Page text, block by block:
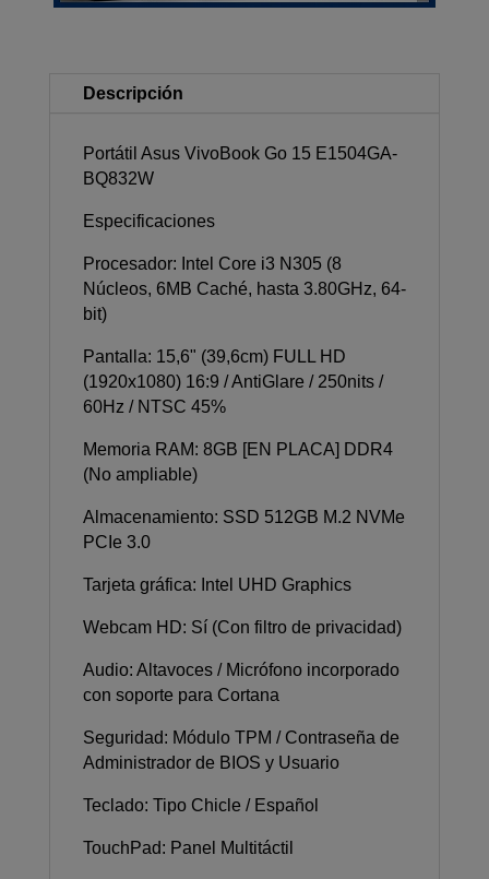
Descripción
Portátil Asus VivoBook Go 15 E1504GA-
BQ832W
Especificaciones
Procesador: Intel Core i3 N305 (8
Núcleos, 6MB Caché, hasta 3.80GHz, 64-
bit)
Pantalla: 15,6" (39,6cm) FULL HD
(1920x1080) 16:9 / AntiGlare / 250nits /
60Hz / NTSC 45%
Memoria RAM: 8GB [EN PLACA] DDR4
(No ampliable)
Almacenamiento: SSD 512GB M.2 NVMe
PCIe 3.0
Tarjeta gráfica: Intel UHD Graphics
Webcam HD: Sí (Con filtro de privacidad)
Audio: Altavoces / Micrófono incorporado
con soporte para Cortana
Seguridad: Módulo TPM / Contraseña de
Administrador de BIOS y Usuario
Teclado: Tipo Chicle / Español
TouchPad: Panel Multitáctil